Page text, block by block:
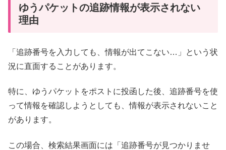
ゆうパケットの追跡情報が表示されない
理由
「追跡番号を入力しても、情報が出てこない…」という状
況に直面することがあります。
特に、ゆうパケットをポストに投函した後、追跡番号を使
って情報を確認しようとしても、情報が表示されないこと
があります。
この場合、検索結果画面には「追跡番号が見つかりませ